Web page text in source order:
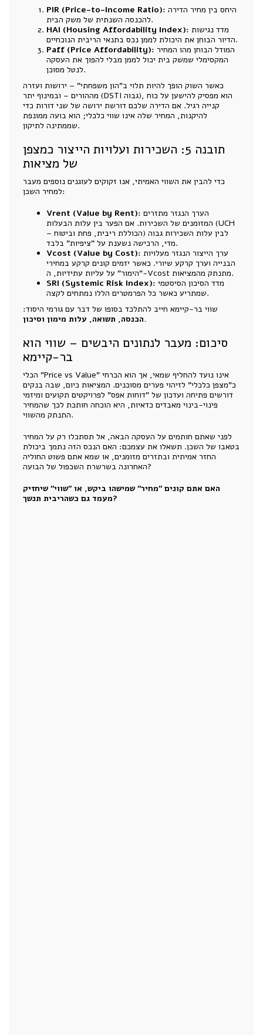
PIR (Price-to-Income Ratio):
להכנסה השנתית של משק הבית.
HAI (Housing Affordability Index):
הדיור הבוחן את היכולת לממן נכס בתנאי הריבית הנוכחיים.
Paff (Price Affordability):
המקסימלי שמשק בית יכול לממן מבלי להפוך את העסקה
לנטל מסוכן.
כאשר השוק הופך להיות תלוי ב"הון משפחתי" – ירושות ועזרה
מההורים – ובמינוף יתר (DSTI גבוה), הוא מפסיק להישען על כוח
קנייה רגיל. אם הדירה שלכם דורשת ירושה של שני דורות כדי
להיקנות, המחיר שלה אינו שווי כלכלי; הוא בועה ממונפת
שממתינה לתיקון.
תובנה 5: השכירות ועלויות הייצור כמצפן
של מציאות
כדי להבין את השווי האמיתי, אנו זקוקים לעוגנים נוספים מעבר
למחיר השכן:
Vrent (Value by Rent):
המזומנים של השכירות. אם הפער בין עלות הבעלות (UCH
– הכוללת ריבית, פחת וביטוח) לבין עלות השכירות גבוה
מדי, הרכישה נשענת על "ציפיות" בלבד.
Vcost (Value by Cost):
הבנייה וערך קרקע שיורי. כאשר יזמים קונים קרקע במחירי
"הימור" על עליות עתידיות, ה-Vcost מתנתק מהמציאות.
SRI (Systemic Risk Index):
שמתריע כאשר כל הפרמטרים הללו נמתחים לקצה.
שווי בר-קיימא חייב להתלכד בסופו של דבר עם גורמי היסוד:
הכנסה, תשואה, עלות מימון וסיכון.
סיכום: מעבר לנתונים היבשים – שווי הוא
בר-קיימא
הכלי "Price vs Value" אינו נועד להחליף שמאי, אך הוא הכרחי
כ"מצפן כלכלי" לזיהוי פערים מסוכנים. המציאות כיום, שבה בנקים
דורשים פתיחה ועדכון של "דוחות אפס" לפרויקטים תקועים ומיזמי
פינוי-בינוי מאבדים כדאיות, היא הוכחה חותכת לכך שהמחיר
התנתק מהשווי.
לפני שאתם חותמים על העסקה הבאה, אל תסתכלו רק על המחיר
בטאבו של השכן. תשאלו את עצמכם: האם הנכס הזה נתמך ביכולת
החזר אמיתית ובתזרים מזומנים, או שמא אתם פשוט החוליה
האחרונה בשרשרת השכפול של הבועה?
האם אתם קונים "מחיר" שמישהו ביקש, או "שווי" שיחזיק
מעמד גם כשהריבית תנשך?